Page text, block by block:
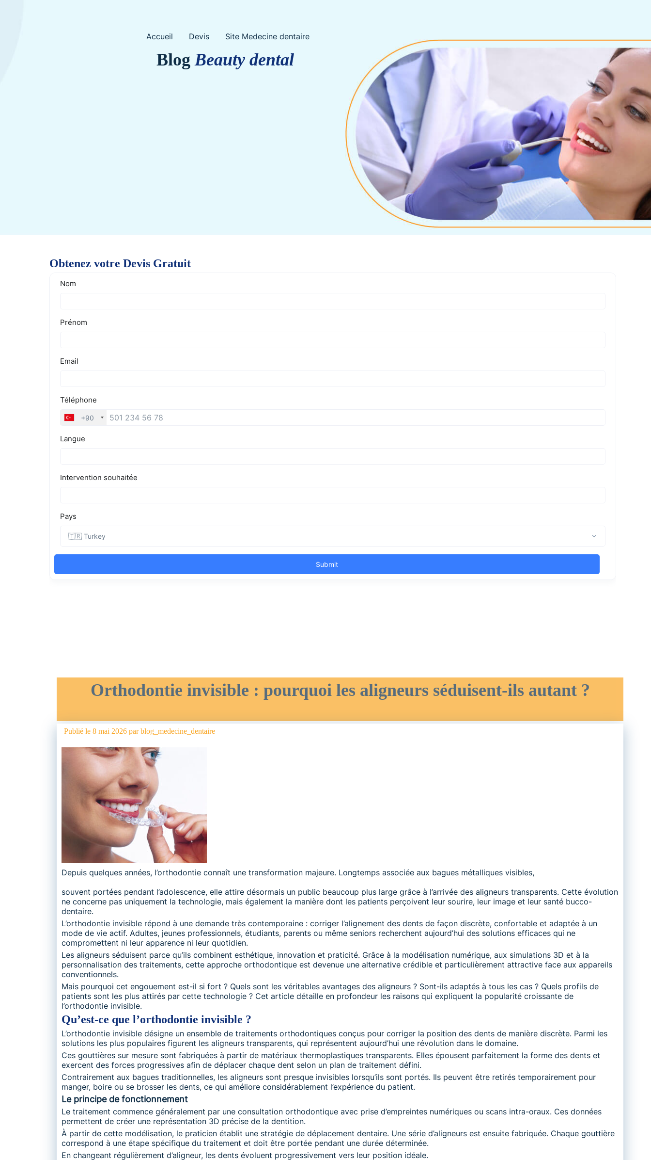
BlogBeauty dental
Accueil Devis Site Medecine dentaire
Obtenez votre Devis Gratuit
Orthodontie invisible : pourquoi les aligneurs séduisent-ils autant ?
Publié le 8 mai 2026 parblog_medecine_dentaire
Depuis quelques années, l’orthodontie connaît une transformation majeure. Longtemps associée aux bagues métalliques visibles,
souvent portées pendant l’adolescence, elle attire désormais un public beaucoup plus large grâce à l’arrivée des aligneurs transparents. Cette évolution
ne concerne pas uniquement la technologie, mais également la manière dont les patients perçoivent leur sourire, leur image et leur santé bucco-
dentaire.
L’orthodontie invisible répond à une demande très contemporaine : corriger l’alignement des dents de façon discrète, confortable et adaptée à un
mode de vie actif. Adultes, jeunes professionnels, étudiants, parents ou même seniors recherchent aujourd’hui des solutions efficaces qui ne
compromettent ni leur apparence ni leur quotidien.
Les aligneurs séduisent parce qu’ils combinent esthétique, innovation et praticité. Grâce à la modélisation numérique, aux simulations 3D et à la
personnalisation des traitements, cette approche orthodontique est devenue une alternative crédible et particulièrement attractive face aux appareils
conventionnels.
Mais pourquoi cet engouement est-il si fort ? Quels sont les véritables avantages des aligneurs ? Sont-ils adaptés à tous les cas ? Quels profils de
patients sont les plus attirés par cette technologie ? Cet article détaille en profondeur les raisons qui expliquent la popularité croissante de
l’orthodontie invisible.
Qu’est-ce que l’orthodontie invisible ?
L’orthodontie invisible désigne un ensemble de traitements orthodontiques conçus pour corriger la position des dents de manière discrète. Parmi les
solutions les plus populaires figurent les aligneurs transparents, qui représentent aujourd’hui une révolution dans le domaine.
Ces gouttières sur mesure sont fabriquées à partir de matériaux thermoplastiques transparents. Elles épousent parfaitement la forme des dents et
exercent des forces progressives afin de déplacer chaque dent selon un plan de traitement défini.
Contrairement aux bagues traditionnelles, les aligneurs sont presque invisibles lorsqu’ils sont portés. Ils peuvent être retirés temporairement pour
manger, boire ou se brosser les dents, ce qui améliore considérablement l’expérience du patient.
Le principe de fonctionnement
Le traitement commence généralement par une consultation orthodontique avec prise d’empreintes numériques ou scans intra-oraux. Ces données
permettent de créer une représentation 3D précise de la dentition.
À partir de cette modélisation, le praticien établit une stratégie de déplacement dentaire. Une série d’aligneurs est ensuite fabriquée. Chaque gouttière
correspond à une étape spécifique du traitement et doit être portée pendant une durée déterminée.
En changeant régulièrement d’aligneur, les dents évoluent progressivement vers leur position idéale.